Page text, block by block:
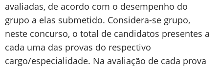
avaliadas, de acordo com o desempenho do
grupo a elas submetido. Considera-se grupo,
neste concurso, o total de candidatos presentes a
cada uma das provas do respectivo
cargo/especialidade. Na avaliação de cada prova